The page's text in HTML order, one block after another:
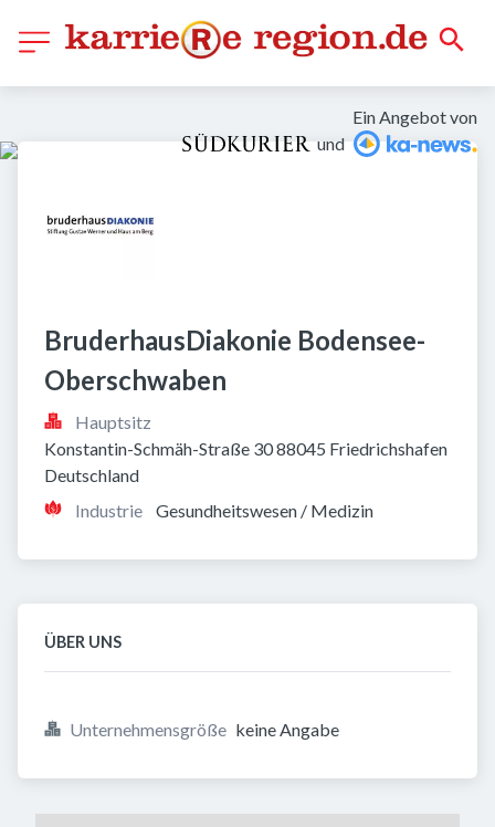
Ein Angebot von
und
BruderhausDiakonie Bodensee-
Oberschwaben
Hauptsitz
Konstantin-Schmäh-Straße 30 88045 Friedrichshafen
Deutschland
Industrie
Gesundheitswesen / Medizin
ÜBER UNS
Unternehmensgröße keine Angabe